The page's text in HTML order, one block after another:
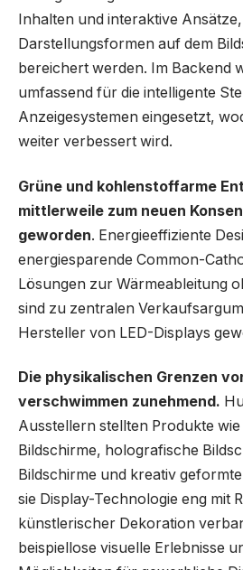
Inhalten und interaktive
Darstellungsformen auf dem
bereichert werden. Im Backend
umfassend für die intelligente
Anzeigesystemen eingesetzt,
weiter verbessert wird.
Grüne und kohlenstoffarme
mittlerweile zum neuen
geworden. Energieeffiziente
energiesparende Common-
Lösungen zur Wärmeableitung
sind zu zentralen
Hersteller von LED-Displays
Die physikalischen Grenzen
verschwimmen zunehmend.
Ausstellern stellten Produkte
Bildschirme, holografische
Bildschirme und kreativ
sie Display-Technologie eng mit
künstlerischer Dekoration
beispiellose visuelle Erlebnisse